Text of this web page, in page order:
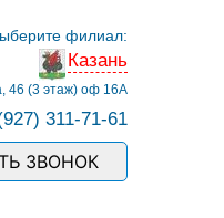
филиал:
Казань
46 (3 этаж) оф 16А
311-71-61
ЗВОНОК